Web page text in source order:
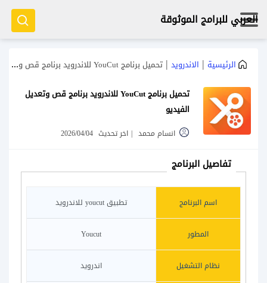
العربي للبرامج الموثوقة
الرئيسية | الاندرويد | تحميل برنامج YouCut للاندرويد برنامج قص وتعديل الفيديو
تحميل برنامج YouCut للاندرويد برنامج قص وتعديل
الفيديو
انسام محمد | اخر تحديث 2026/04/04
تفاصيل البرنامج
اسم البرنامج تطبيق youcut للاندرويد
المطور Youcut
نظام التشغيل اندرويد